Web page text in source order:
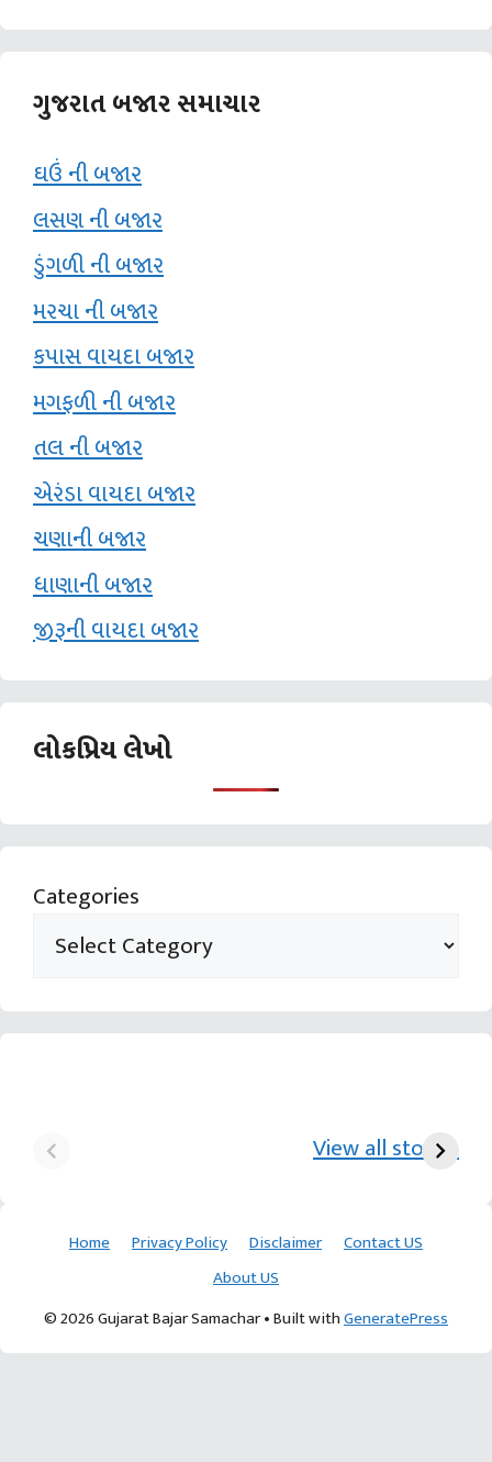
ગુજરાત બજાર સમાચાર
ઘઉં ની બજાર
લસણ ની બજાર
ડુંગળી ની બજાર
મરચા ની બજાર
કપાસ વાયદા બજાર
મગફળી ની બજાર
તલ ની બજાર
એરંડા વાયદા બજાર
ચણાની બજાર
ધાણાની બજાર
જીરૂની વાયદા બજાર
લોકપ્રિય લેખો
Categories
View all stories
ખેડૂતની કમાલ આચાર્ય દેવવ્રતજી
Home Privacy Policy Disclaimer
Contact US
About US
© 2026 Gujarat Bajar Samachar• Built withGeneratePress